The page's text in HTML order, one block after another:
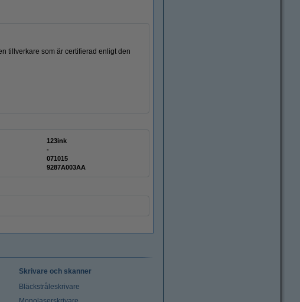
tillverkare som är certifierad enligt den
123ink
-
071015
9287A003AA
Skrivare och skanner
Bläckstråleskrivare